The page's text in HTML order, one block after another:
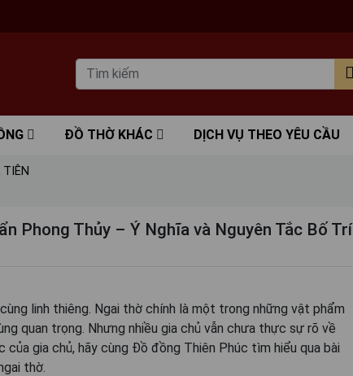
ĐỒ THỜ KHÁC DỊCH VỤ THEO YÊU CẦU
TIÊN
Phong Thủy – Ý Nghĩa và Nguyên Tắc Bố Trí
linh thiêng. Ngai thờ chính là một trong những vật phẩm
quan trọng. Nhưng nhiều gia chủ vẫn chưa thực sự rõ về
gia chủ, hãy cùng Đồ đồng Thiên Phúc tìm hiểu qua bài
thờ.